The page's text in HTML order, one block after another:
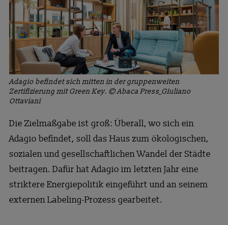
Adagio befindet sich mitten in der gruppenweiten
Zertifizierung mit Green Key. © Abaca Press_Giuliano
Ottaviani
Die Zielmaßgabe ist groß: Überall, wo sich ein
Adagio befindet, soll das Haus zum ökologischen,
sozialen und gesellschaftlichen Wandel der Städte
beitragen. Dafür hat Adagio im letzten Jahr eine
striktere Energiepolitik eingeführt und an seinem
externen Labeling-Prozess gearbeitet.